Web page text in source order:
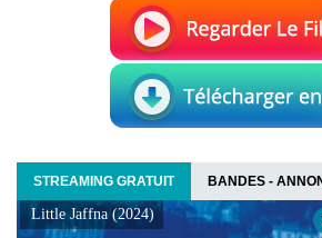
STREAMING GRATUIT BANDES -
Little Jaffna (2024)